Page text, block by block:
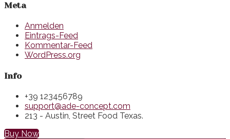
Meta
Anmelden
Eintrags-Feed
Kommentar-Feed
WordPress.org
Info
+39 123456789
support@ade-concept.com
213 - Austin, Street Food Texas.
Buy Now